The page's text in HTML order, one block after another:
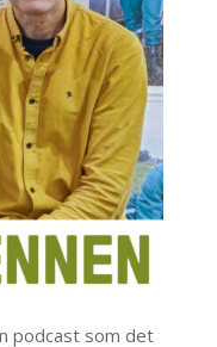
podcast som det